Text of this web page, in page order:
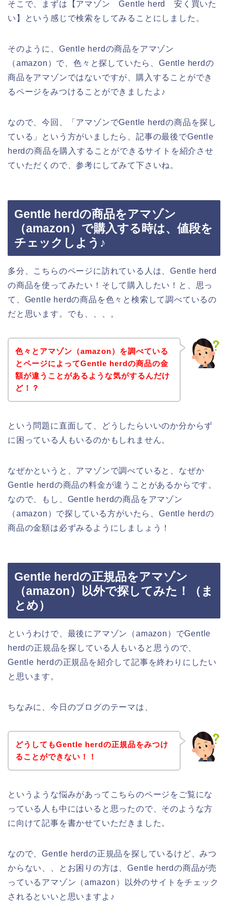
そこで、まずは【アマゾン Gentle herd 安く買いた
い】という感じで検索をしてみることにしました。
そのように、Gentle herdの商品をアマゾン
（amazon）で、色々と探していたら、Gentle herdの
商品をアマゾンではないですが、購入することができ
るページをみつけることができましたよ♪
なので、今回、「アマゾンでGentle herdの商品を探し
ている」という方がいましたら、記事の最後でGentle
herdの商品を購入することができるサイトを紹介させ
ていただくので、参考にしてみて下さいね。
Gentle herdの商品をアマゾン
（amazon）で購入する時は、値段を
チェックしよう♪
多分、こちらのページに訪れている人は、Gentle herd
の商品を使ってみたい！そして購入したい！と、思っ
て、Gentle herdの商品を色々と検索して調べているの
だと思います。でも、、、。
色々とアマゾン（amazon）を調べている
とページによってGentle herdの商品の金
額が違うことがあるような気がするんだけ
ど！？
という問題に直面して、どうしたらいいのか分からず
に困っている人もいるのかもしれません。
なぜかというと、アマゾンで調べていると、なぜか
Gentle herdの商品の料金が違うことがあるからです。
なので、もし、Gentle herdの商品をアマゾン
（amazon）で探している方がいたら、Gentle herdの
商品の金額は必ずみるようにしましょう！
Gentle herdの正規品をアマゾン
（amazon）以外で探してみた！（ま
とめ）
というわけで、最後にアマゾン（amazon）でGentle
herdの正規品を探している人もいると思うので、
Gentle herdの正規品を紹介して記事を終わりにしたい
と思います。
ちなみに、今日のブログのテーマは、
どうしてもGentle herdの正規品をみつけ
ることができない！！
というような悩みがあってこちらのページをご覧にな
っている人も中にはいると思ったので、そのような方
に向けて記事を書かせていただきました。
なので、Gentle herdの正規品を探しているけど、みつ
からない、、とお困りの方は、Gentle herdの商品が売
っているアマゾン（amazon）以外のサイトをチェック
されるといいと思いますよ♪